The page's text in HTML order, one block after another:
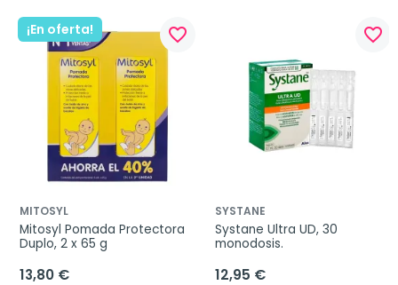
¡En oferta! favorite_border
MITOSYL
Mitosyl Pomada Protectora
Duplo, 2 x 65 g
13,80 €
favorite_border
SYSTANE
Systane Ultra UD, 30
monodosis.
12,95 €